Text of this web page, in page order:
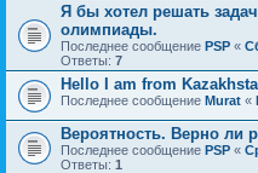
Я бы хотел решать
олимпиады.
Последнее сообщение PSP «
Ответы: 7
Hello I am from
Последнее сообщение Murat «
Вероятность. Верно ли
Последнее сообщение PSP «
Ответы: 1